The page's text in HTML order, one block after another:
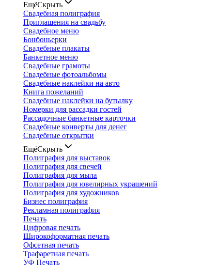
ЕщёСкрыть
Свадебная полиграфия
Приглашения на свадьбу
Свадебное меню
Бонбоньерки
Свадебные плакаты
Банкетное меню
Свадебные грамоты
Свадебные фотоальбомы
Свадебные наклейки на авто
Книга пожеланий
Свадебные наклейки на бутылку
Номерки для рассадки гостей
Рассадочные банкетные карточки
Свадебные конверты для денег
Свадебные открытки
ЕщёСкрыть
Полиграфия для выставок
Полиграфия для свечей
Полиграфия для мыла
Полиграфия для ювелирных украшений
Полиграфия для художников
Бизнес полиграфия
Рекламная полиграфия
Печать
Цифровая печать
Широкоформатная печать
Офсетная печать
Трафаретная печать
УФ Печать